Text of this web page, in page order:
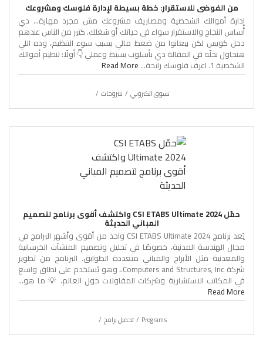
من الفوضى للاستقرار: خطة بسيطة لإدارة فلوسك ومشروعك
إدارة أموالك الشخصية ومصاريف مشروعك مش مجرد مهارة… دي
أساس النجاح والاستقرار سواء في حياتك أو شغلك. كتير من الناس عندهم
دخل كويس لكن بيعانوا من ضغط مالي بسبب سوء التنظيم، وده اللي
هنحاول نحلّه في المقالة دي بأسلوب بسيط وعملي 👇 أولًا: تنظيم أموالك
الشخصية 1. اعرف فلوسك رايحة... Read More
تسوق الكتروني شروحات
حمّل CSI ETABS Ultimate 2024 واكتشف أقوى برنامج لتصميم
المباني الحديثة
يُعد برنامج CSI ETABS Ultimate 2024 واحد من أقوى وأشهر البرامج في
مجال الهندسة المدنية، خصوصًا في تحليل وتصميم المنشآت الخرسانية
والمعدنية مثل الأبراج والمباني متعددة الطوابق. البرنامج من تطوير
شركة Computers and Structures, Inc.، وهو يُستخدم على نطاق واسع
في المكاتب الاستشارية وشركات المقاولات حول العالم. 💡 ما هو...
Read More
Programs تحميل برامج